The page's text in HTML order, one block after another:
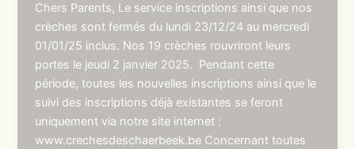
Chers Parents, Le service inscriptions ainsi que nos
crèches sont fermés du lundi 23/12/24 au mercredi
01/01/25 inclus. Nos 19 crèches rouvriront leurs
portes le jeudi 2 janvier 2025. Pendant cette
période, toutes les nouvelles inscriptions ainsi que le
suivi des inscriptions déjà existantes se feront
uniquement via notre site internet :
www.crechesdeschaerbeek.be Concernant toutes